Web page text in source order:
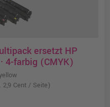
ersetzt HP
4-farbig (CMYK)
2,9 Cent / Seite)